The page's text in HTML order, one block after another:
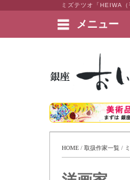
メニュー
絵画など美術品の
HOME / 取扱作家一覧 /